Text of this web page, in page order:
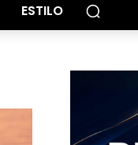
ESTILO